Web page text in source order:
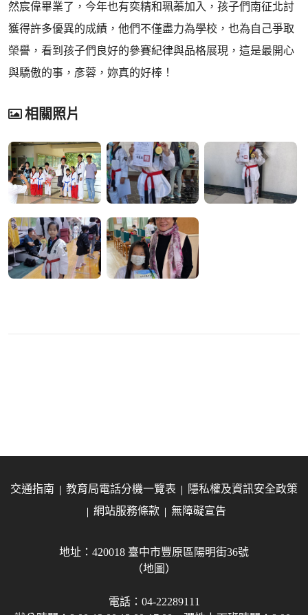
然宸偉畢業了，今年也有奕精和珮蓁加入，孩子們南征北討
獲得許多優異的成績，他們不僅盡力為學校，也為自己爭取
榮譽，看到孩子們良好的參賽紀律與品格展現，這是最開心
與驕傲的事，彥蓉，妳真的好棒！
相關照片
交通指南 教育局電話分機一覽表
隱私權及資訊安全政策
網站服務條款
無障礙宣告
地址：420018 臺中市豐原區陽明街36號
（地圖）
電話：04-22289111